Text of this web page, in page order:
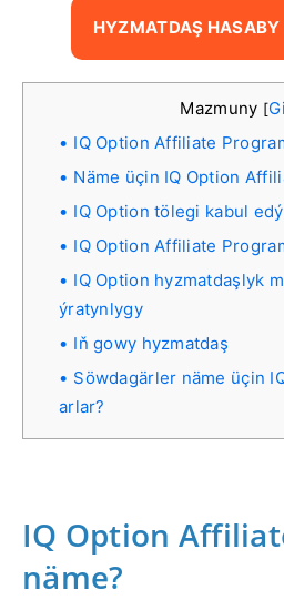
HYZMATDAŞ HASABY
Mazmuny [
IQ Option Affiliate
Näme üçin IQ Option
IQ Option tölegi kabul
IQ Option Affiliate
IQ Option hyzmatdaşlyk
ýratynlygy
Iň gowy hyzmatdaş
Söwdagärler näme üçin
arlar?
IQ Option
näme?